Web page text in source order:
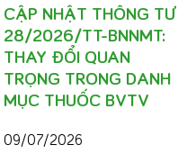
CẬP NHẬT THÔNG TƯ
28/2026/TT-BNNMT:
THAY ĐỔI QUAN
TRỌNG TRONG DANH
MỤC THUỐC BVTV
09/07/2026